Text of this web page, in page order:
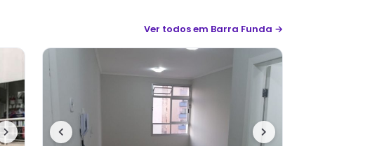
Ver todosem Barra Funda →